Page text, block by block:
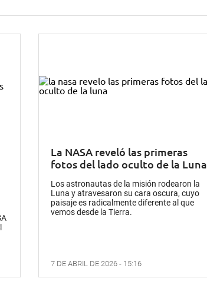
La NASA reveló las primeras
fotos del lado oculto de la Luna
Los astronautas de la misión rodearon la
Luna y atravesaron su cara oscura, cuyo
paisaje es radicalmente diferente al que
vemos desde la Tierra.
7 DE ABRIL DE 2026 - 15:16